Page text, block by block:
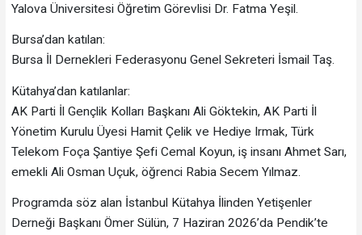
Yalova Üniversitesi Öğretim Görevlisi Dr. Fatma Yeşil.
Bursa’dan katılan:
Bursa İl Dernekleri Federasyonu Genel Sekreteri İsmail Taş.
Kütahya’dan katılanlar:
AK Parti İl Gençlik Kolları Başkanı Ali Göktekin, AK Parti İl
Yönetim Kurulu Üyesi Hamit Çelik ve Hediye Irmak, Türk
Telekom Foça Şantiye Şefi Cemal Koyun, iş insanı Ahmet Sarı,
emekli Ali Osman Uçuk, öğrenci Rabia Secem Yılmaz.
Programda söz alan İstanbul Kütahya İlinden Yetişenler
Derneği Başkanı Ömer Sülün, 7 Haziran 2026’da Pendik’te